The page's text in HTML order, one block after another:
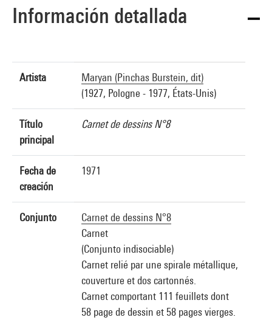
Información detallada
Artista
Maryan (Pinchas Burstein, dit)
(1927, Pologne - 1977, États-Unis)
Título
principal
Carnet de dessins N°8
Fecha de
creación
1971
Conjunto
Carnet de dessins N°8
Carnet
(Conjunto indisociable)
Carnet relié par une spirale métallique,
couverture et dos cartonnés.
Carnet comportant 111 feuillets dont
58 page de dessin et 58 pages vierges.